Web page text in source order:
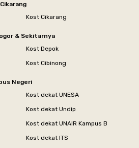
Kost Cikarang
& Sekitarnya
Kost Depok
Kost Cibinong
Negeri
Kost dekat UNESA
Kost dekat Undip
Kost dekat UNAIR Kampus B
Kost dekat ITS